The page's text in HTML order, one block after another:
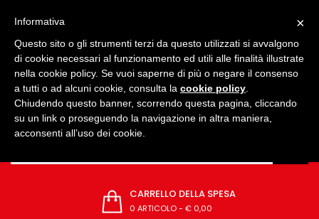
CARRELLO DELLA SPESA
0 ARTICOLO- € 0,00
×
Informativa
Questo sito o gli strumenti terzi da questo utilizzati si avvalgono
di cookie necessari al funzionamento ed utili alle finalità illustrate
nella cookie policy. Se vuoi saperne di più o negare il consenso
a tutti o ad alcuni cookie, consulta la cookie policy
Chiudendo questo banner, scorrendo questa pagina, cliccando
su un link o proseguendo la navigazione in altra maniera,
acconsenti all’uso dei cookie.